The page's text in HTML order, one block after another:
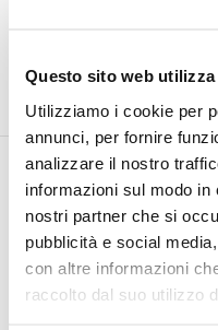
Questo sito web
Utilizziamo i cookie per
annunci, per fornire
analizzare il nostro
informazioni sul modo
nostri partner che si
pubblicità e social
con altre informazioni
raccolto dal suo utilizzo